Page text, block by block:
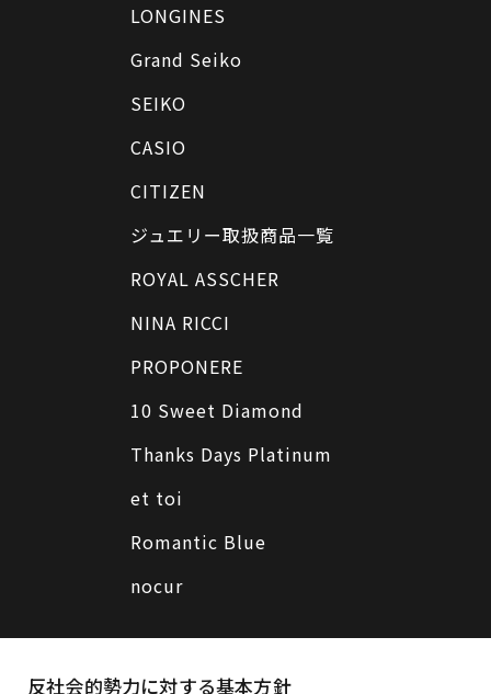
LONGINES
Grand Seiko
SEIKO
CASIO
CITIZEN
ジュエリー取扱商品一覧
ROYAL ASSCHER
NINA RICCI
PROPONERE
10 Sweet Diamond
Thanks Days Platinum
et toi
Romantic Blue
nocur
反社会的勢力に対する基本方針